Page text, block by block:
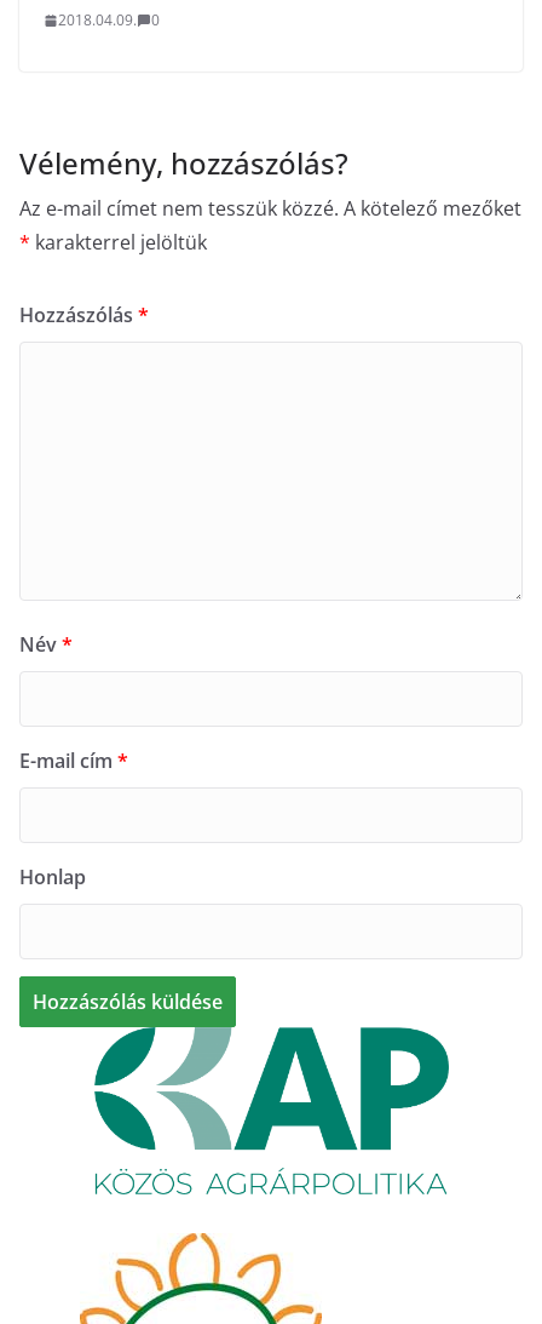
2018.04.09. 0
Vélemény, hozzászólás?
Az e-mail címet nem tesszük közzé. A kötelező mezőket
* karakterrel jelöltük
Hozzászólás *
Név*
E-mail cím *
Honlap